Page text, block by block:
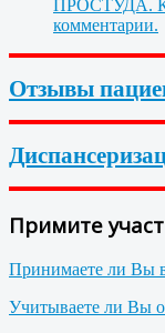
ПРОСТУДА.
комментарии.
Отзывы
Примите
Принимаете ли Вы
Учитываете ли Вы